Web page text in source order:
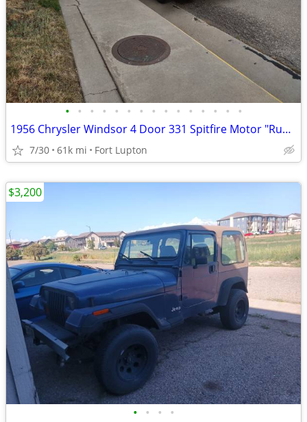
• • • • • • • • • • • • • • •
1956 Chrysler Windsor 4 Door 331 Spitfire Motor "Runs Great"
7/30 61k mi Fort Lupton
• • • •
$3,200